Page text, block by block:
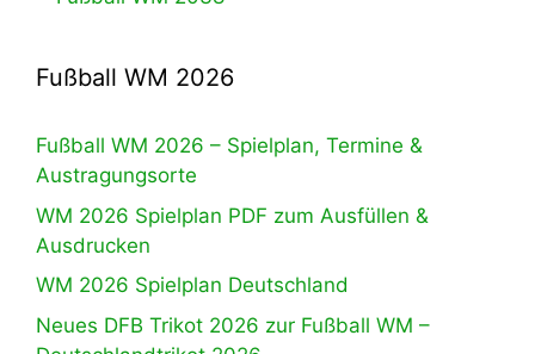
Fußball WM 2026
Fußball WM 2026 – Spielplan, Termine &
Austragungsorte
WM 2026 Spielplan PDF zum Ausfüllen &
Ausdrucken
WM 2026 Spielplan Deutschland
Neues DFB Trikot 2026 zur Fußball WM –